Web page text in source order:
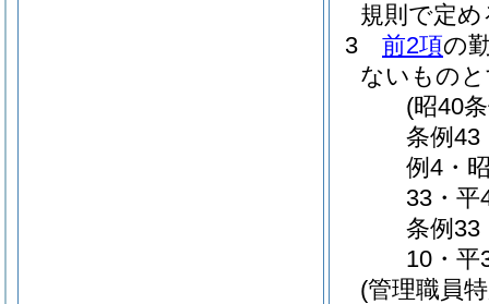
規則で定
3
前2項の
ないもの
(昭40
条例43
例4・
33・平
条例33
10・平
(管理職員